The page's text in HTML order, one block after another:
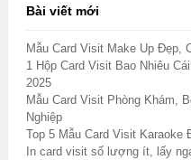
Bài viết mới
Mẫu Card Visit Make Up Đẹp,
1 Hộp Card Visit Bao Nhiêu
2025
Mẫu Card Visit Phòng Khám,
Nghiệp
Top 5 Mẫu Card Visit Karaoke
In card visit số lượng ít, lấy